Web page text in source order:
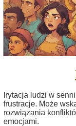
Irytacja ludzi w
frustracje. Może
rozwiązania
emocjami.